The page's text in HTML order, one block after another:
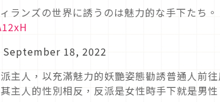
ランズの世界に誘うのは魅力的な手下たち。
September 18, 2022
主人，以充滿魅力的妖艷姿態勸誘普通人前
主人的性別相反，反派是女性時手下就是男性